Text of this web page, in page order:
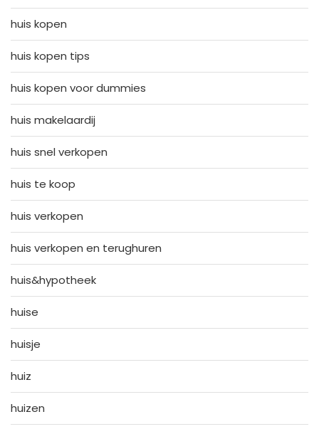
huis kopen
huis kopen tips
huis kopen voor dummies
huis makelaardij
huis snel verkopen
huis te koop
huis verkopen
huis verkopen en terughuren
huis&hypotheek
huise
huisje
huiz
huizen